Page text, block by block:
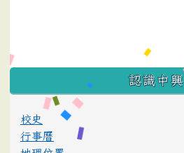
:::
認識中興
校史
行事曆